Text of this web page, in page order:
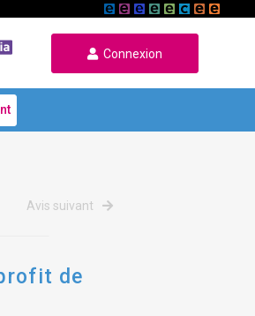
Connexion
Avis suivant
de